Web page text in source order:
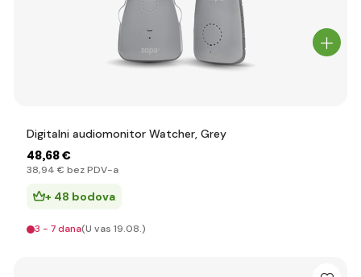
Digitalni audiomonitor Watcher, Grey
48,68 €
38,94 € bez PDV-a
+ 48 bodova
3 - 7 dana(U vas 19.08.)